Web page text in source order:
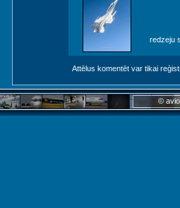
redzeju
Attēlus komentēt var tikai
©